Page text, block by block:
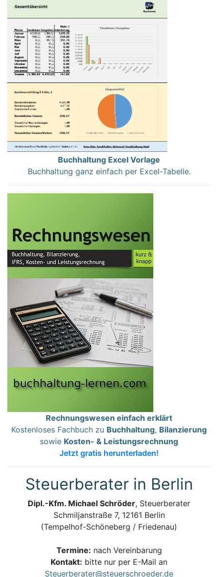
Buchhaltung Excel Vorlage
Buchhaltung ganz einfach per Excel-Tabelle.
Rechnungswesen einfach erklärt
Kostenloses Fachbuch zu Buchhaltung, Bilanzierung
sowie Kosten- & Leistungsrechnung
Jetzt gratis herunterladen!
Steuerberater in Berlin
Dipl.-Kfm. Michael Schröder, Steuerberater
Schmiljanstraße 7, 12161 Berlin
(Tempelhof-Schöneberg / Friedenau)
Termine: nach Vereinbarung
Kontakt: bitte nur per E-Mail an
Steuerberater@steuerschroeder.de